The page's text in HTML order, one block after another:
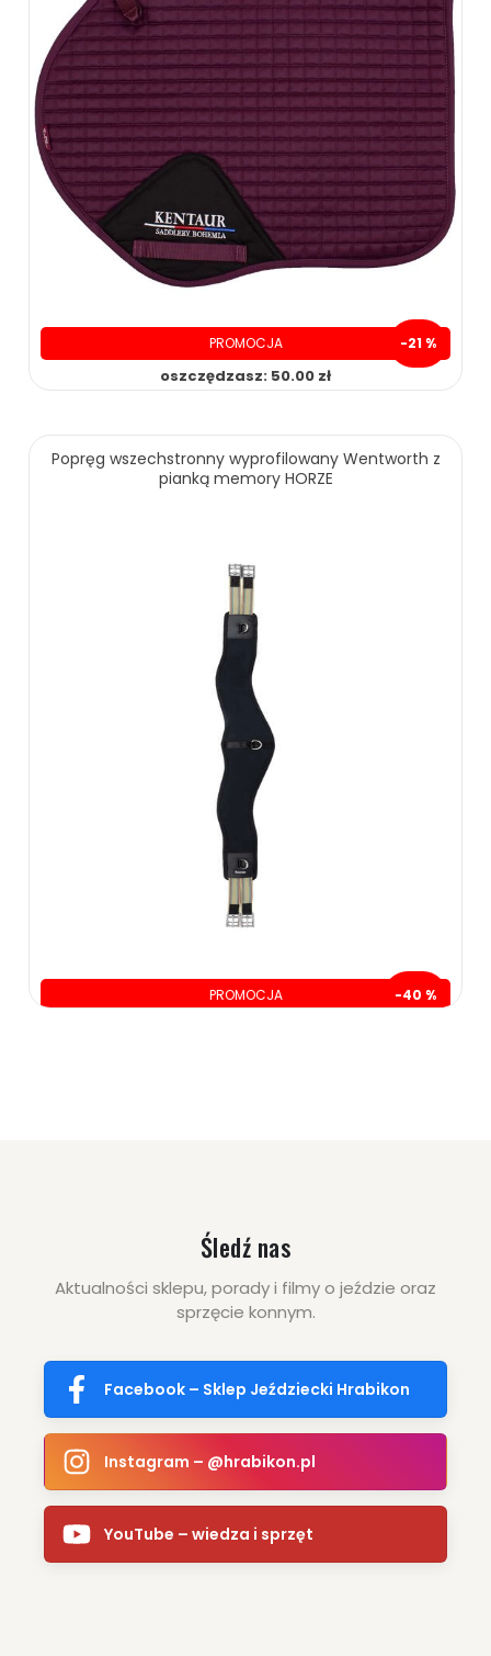
59.90 zł 79.90 zł
PROMOCJA -21 %
oszczędzasz: 50.00 zł
Popręg wszechstronny wyprofilowany Wentworth z
pianką memory HORZE
PROMOCJA -40 %
Śledź nas
Aktualności sklepu, porady i filmy o jeździe oraz
sprzęcie konnym.
Facebook – Sklep Jeździecki Hrabikon
Instagram – @hrabikon.pl
YouTube – wiedza i sprzęt